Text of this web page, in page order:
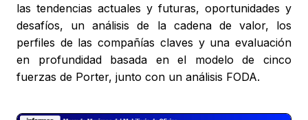
las tendencias actuales y futuras, oportunidades y
desafíos, un análisis de la cadena de valor, los
perfiles de las compañías claves y una evaluación
en profundidad basada en el modelo de cinco
fuerzas de Porter, junto con un análisis FODA.